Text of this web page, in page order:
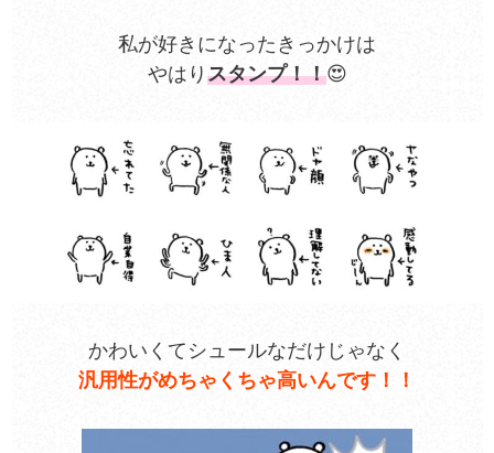
私が好きになったきっかけは
やはり スタンプ！！😍
かわいくてシュールなだけじゃなく
汎用性がめちゃくちゃ高いんです！！